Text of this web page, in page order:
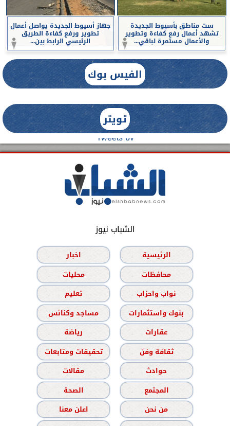
ست مناطق بأسيوط الجديدة
تشهد أعمال رفع كفاءة وتطوير
والأعمال مستمرة لباقي...
جهاز أسيوط الجديدة يواصل أعمال
تطوير ورفع كفاءة الطريق
الرئيسي الرابط بين...
الفيس بوك
تويتر
Tweets by
الشباب نيوز
الرئيسية
اخبار
محافظات
محليات
نواب واحزاب
تعليم
بنوك واستثمارات
مساجد وكنائس
عقارات
رياضة
ثقافة وفن
تحقيقات ومتابعات
حوادث
مقالات
المجتمع
الصحة
من نحن
اعلن معنا